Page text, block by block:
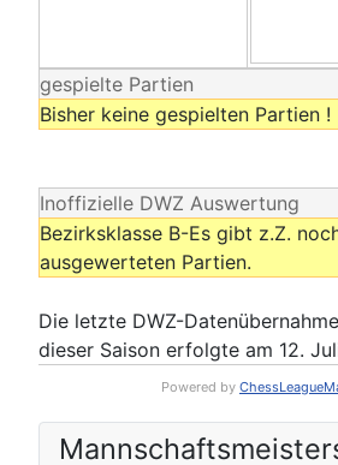
gespielte Partien
Bisher keine gespielten Partien !
Inoffizielle DWZ Auswertung
Bezirksklasse B-Es gibt z.Z.
ausgewerteten Partien.
Die letzte DWZ-
dieser Saison erfolgte am 12.
Powered by